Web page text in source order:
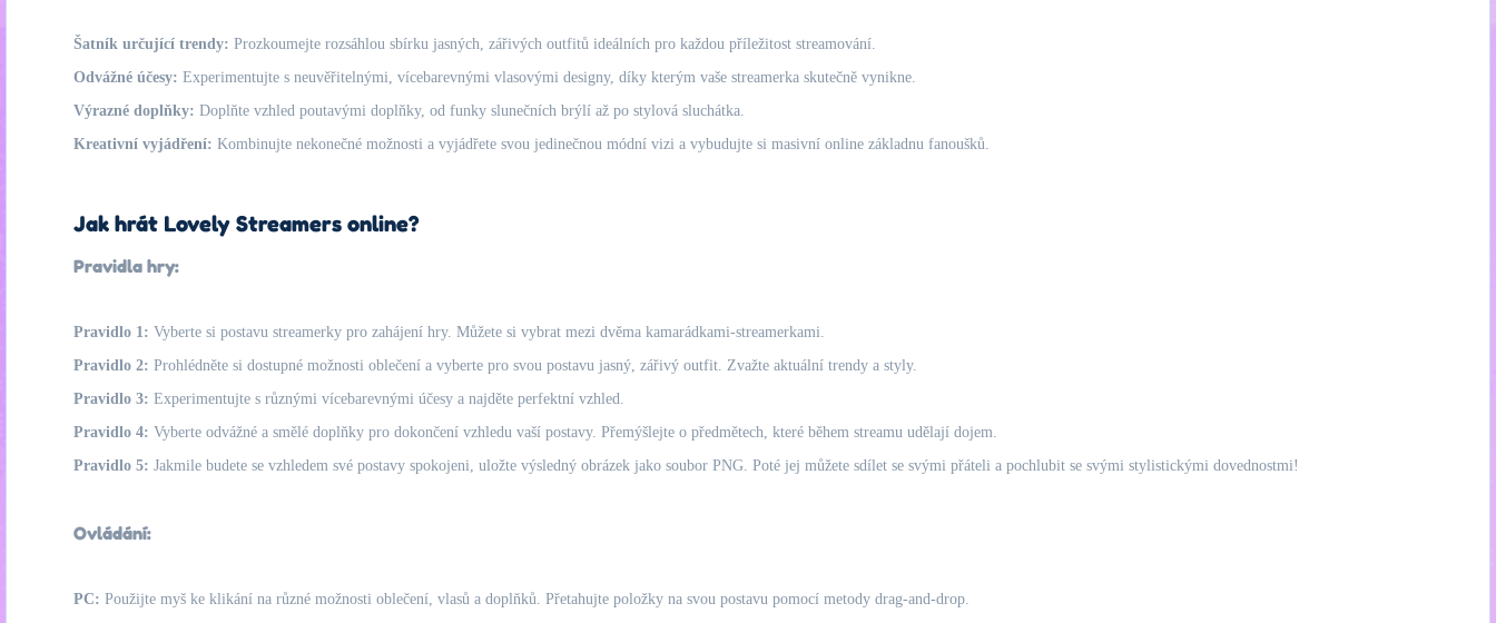
Šatník určující trendy: Prozkoumejte rozsáhlou sbírku jasných, zářivých outfitů ideálních pro každou příležitost streamování.
Odvážné účesy: Experimentujte s neuvěřitelnými, vícebarevnými vlasovými designy, díky kterým vaše streamerka skutečně vynikne.
Výrazné doplňky: Doplňte vzhled poutavými doplňky, od funky slunečních brýlí až po stylová sluchátka.
Kreativní vyjádření: Kombinujte nekonečné možnosti a vyjádřete svou jedinečnou módní vizi a vybudujte si masivní online základnu fanoušků.
Jak hrát Lovely Streamers online?
Pravidla hry:
Pravidlo 1: Vyberte si postavu streamerky pro zahájení hry. Můžete si vybrat mezi dvěma kamarádkami-streamerkami.
Pravidlo 2: Prohlédněte si dostupné možnosti oblečení a vyberte pro svou postavu jasný, zářivý outfit. Zvažte aktuální trendy a styly.
Pravidlo 3: Experimentujte s různými vícebarevnými účesy a najděte perfektní vzhled.
Pravidlo 4: Vyberte odvážné a smělé doplňky pro dokončení vzhledu vaší postavy. Přemýšlejte o předmětech, které během streamu udělají dojem.
Pravidlo 5: Jakmile budete se vzhledem své postavy spokojeni, uložte výsledný obrázek jako soubor PNG. Poté jej můžete sdílet se svými přáteli a pochlubit se svými stylistickými dovednostmi!
Ovládání:
PC: Použijte myš ke klikání na různé možnosti oblečení, vlasů a doplňků. Přetahujte položky na svou postavu pomocí metody drag-and-drop.